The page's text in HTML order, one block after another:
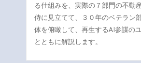
る仕組みを、実際の７部門の不動
侍に見立てて、３０年のベテラン
体を俯瞰して、再生するAI参謀の
とともに解説します。